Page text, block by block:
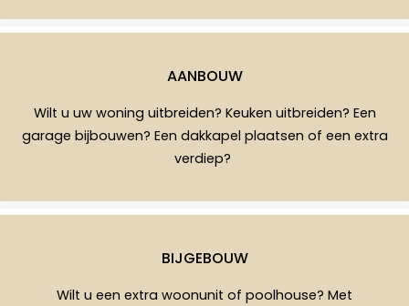
AANBOUW
Wilt u uw woning uitbreiden? Keuken uitbreiden? Een
garage bijbouwen? Een dakkapel plaatsen of een extra
verdiep?
BIJGEBOUW
Wilt u een extra woonunit of poolhouse? Met